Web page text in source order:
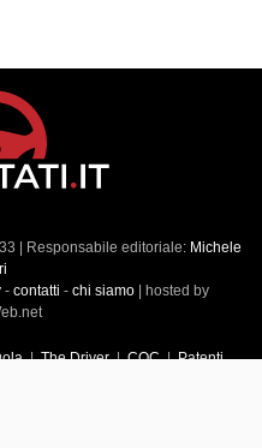
| Responsabile editoriale: Michele
- contatti - chi siamo| hosted by
|The Driver|CQC|Patenti